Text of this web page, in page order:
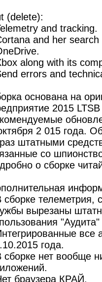
(delete):
and tracking.
and her
along with its
errors and
основана на
2015
2 015 года.
штатными
со
о сборке
сборке телеметрия,
вырезаны
"Аудита"
все
года.
сборке нет вообще
браузера КРАЙ.